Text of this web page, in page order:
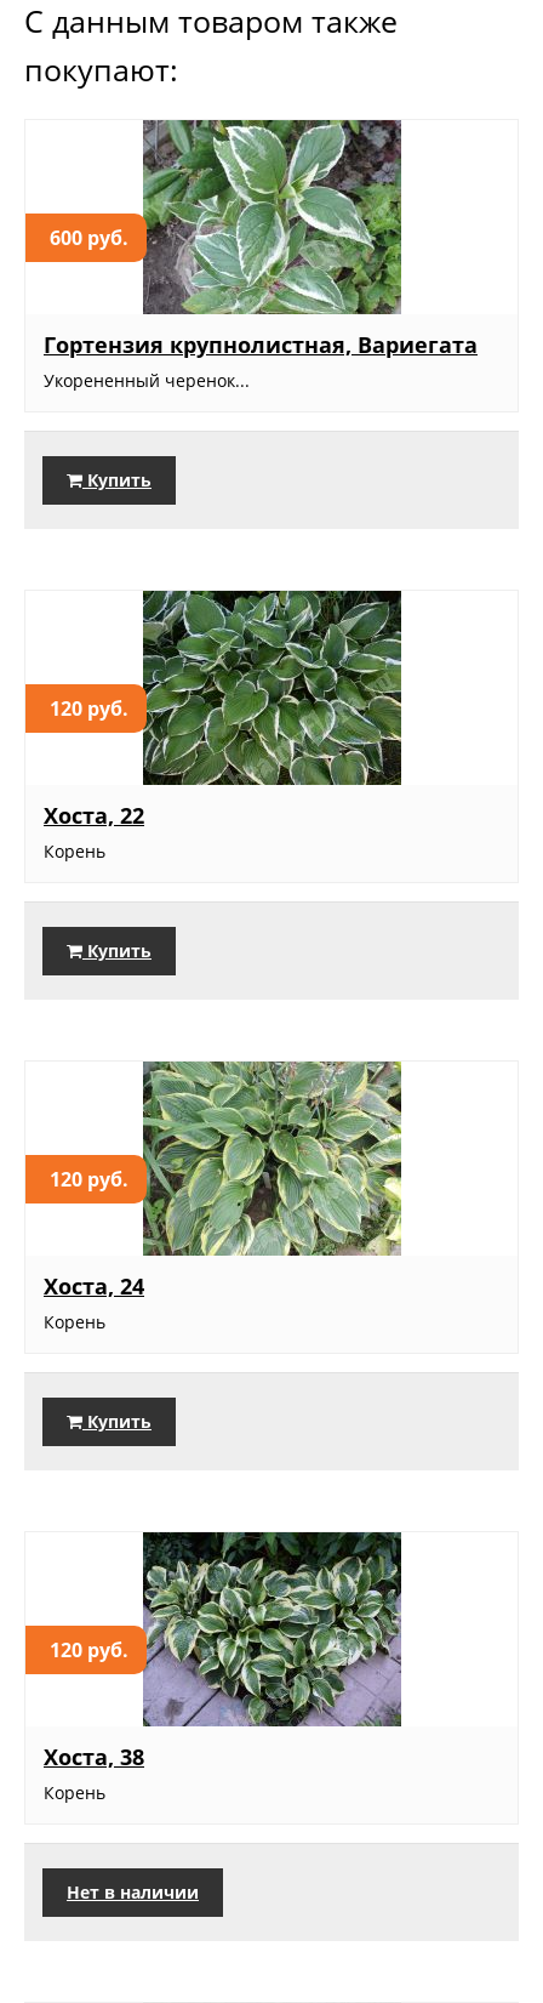
С данным товаром также
покупают:
600 руб.
Гортензия крупнолистная, Вариегата
Укорененный черенок...
Купить
120 руб.
Хоста, 22
Корень
Купить
120 руб.
Хоста, 24
Корень
Купить
120 руб.
Хоста, 38
Корень
Нет в наличии